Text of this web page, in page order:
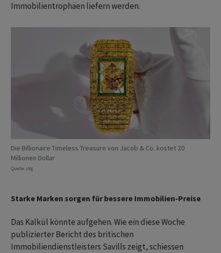
Immobilientrophäen liefern werden.
Die Billionaire Timeless Treasure von Jacob & Co. kostet 20
Millionen Dollar
Quelle: zVg
Starke Marken sorgen für bessere Immobilien-Preise
Das Kalkül könnte aufgehen. Wie ein diese Woche
publizierter Bericht des britischen
Immobiliendienstleisters Savills zeigt, schiessen